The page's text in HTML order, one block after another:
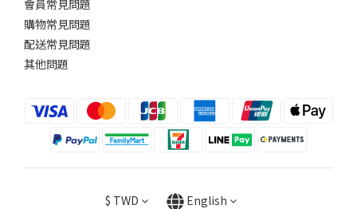
會員常見問題
購物常見問題
配送常見問題
其他問題
$ TWD English